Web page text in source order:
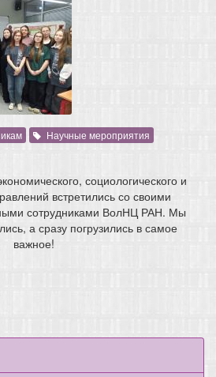
Научные мероприятия
социологического и
встретились со своими
сотрудниками ВолНЦ РАН. Мы
а сразу погрузились в самое
важное!